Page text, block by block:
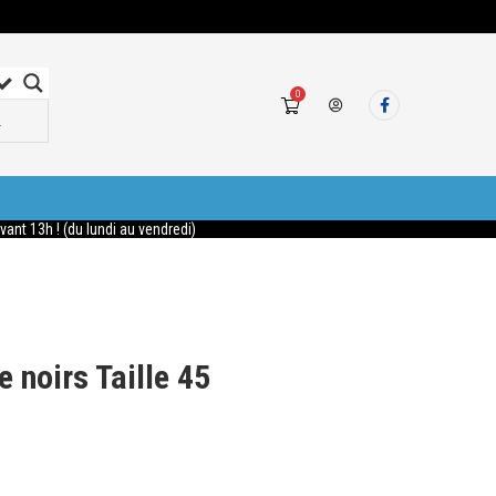
0
13h ! (du lundi au vendredi)
noirs Taille 45